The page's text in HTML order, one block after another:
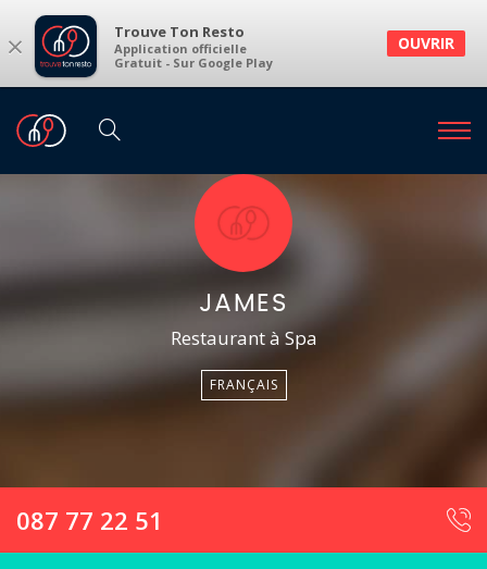
× Trouve Ton Resto
Application officielle
Gratuit - Sur Google Play
OUVRIR
JAMES
Restaurant à Spa
FRANÇAIS
087 77 22 51